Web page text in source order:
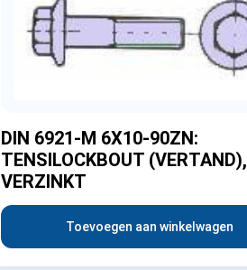
DIN 6921-M 6X10-90ZN:
TENSILOCKBOUT (VERTAND),
VERZINKT
Toevoegen aan winkelwagen